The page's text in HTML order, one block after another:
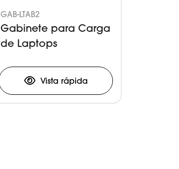
GAB-LTAB2
Gabinete para Carga
de Laptops
Vista rápida